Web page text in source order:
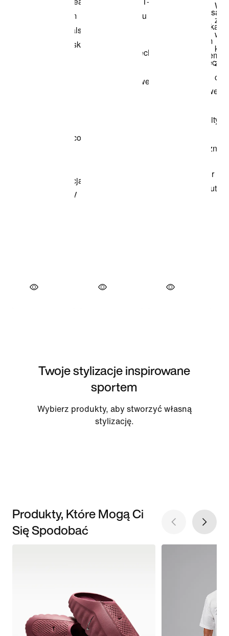
Twoje stylizacje inspirowane
sportem
Wybierz produkty, aby stworzyć własną
stylizację.
Produkty, Które Mogą Ci
Się Spodobać